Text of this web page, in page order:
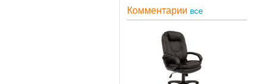
Комментарии все